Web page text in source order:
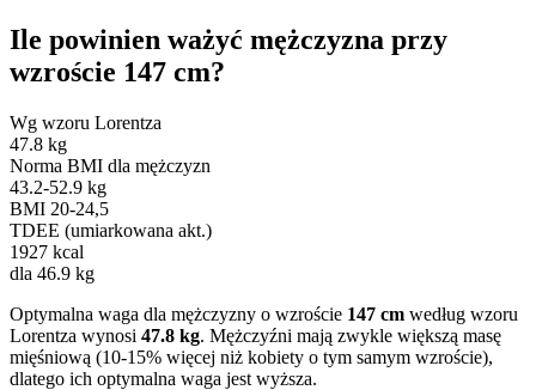
Ile powinien ważyć mężczyzna przy
wzroście 147 cm?
Wg wzoru Lorentza
47.8 kg
Norma BMI dla mężczyzn
43.2-52.9 kg
BMI 20-24,5
TDEE (umiarkowana akt.)
1927 kcal
dla 46.9 kg
Optymalna waga dla mężczyzny o wzroście 147 cm według wzoru
Lorentza wynosi 47.8 kg. Mężczyźni mają zwykle większą masę
mięśniową (10-15% więcej niż kobiety o tym samym wzroście),
dlatego ich optymalna waga jest wyższa.